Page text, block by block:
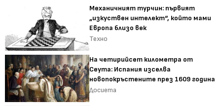
Механичният турчин: първият
„изкуствен интелект“, който мами
Европа близо век
Техно
На четирийсет километра от
Сеута: Испания изселва
новопокръстените през 1609 година
Досиета